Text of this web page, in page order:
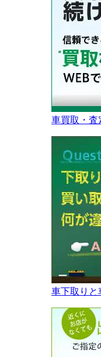
車買取・査
車下取りと